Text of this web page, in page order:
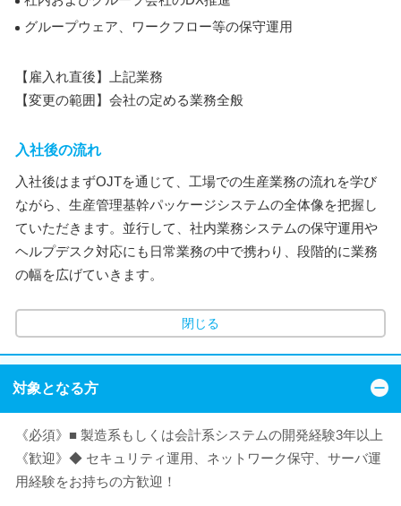
グループウェア、ワークフロー等の保守運用
【雇入れ直後】上記業務
【変更の範囲】会社の定める業務全般
入社後の流れ
入社後はまずOJTを通じて、工場での生産業務の流れを学び
ながら、生産管理基幹パッケージシステムの全体像を把握し
ていただきます。並行して、社内業務システムの保守運用や
ヘルプデスク対応にも日常業務の中で携わり、段階的に業務
の幅を広げていきます。
閉じる
対象となる方
《必須》■ 製造系もしくは会計系システムの開発経験3年以上
《歓迎》◆ セキュリティ運用、ネットワーク保守、サーバ運
用経験をお持ちの方歓迎！